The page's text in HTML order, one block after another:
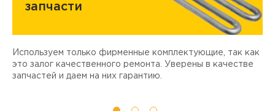
запчасти
Используем только фирменные комплектующие, так как
это залог качественного ремонта. Уверены в качестве
запчастей и даем на них гарантию.